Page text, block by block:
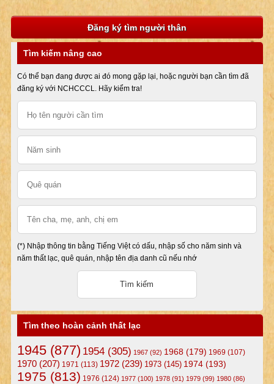
Đăng ký tìm người thân
Tìm kiếm nâng cao
Có thể bạn đang được ai đó mong gặp lại, hoặc người bạn cần tìm đã
đăng ký với NCHCCCL. Hãy kiểm tra!
(*) Nhập thông tin bằng Tiếng Việt có dấu, nhập số cho năm sinh và
năm thất lạc, quê quán, nhập tên địa danh cũ nếu nhớ
Tìm theo hoàn cảnh thất lạc
1945(877) 1954(305) 1967(92) 1968(179) 1969 (107)
1970(207) 1971 (113) 1972(239) 1973(145) 1974(193)
1975 (813) 1976 (124) 1977(100) 1978(91) 1979(99) 1980(86)